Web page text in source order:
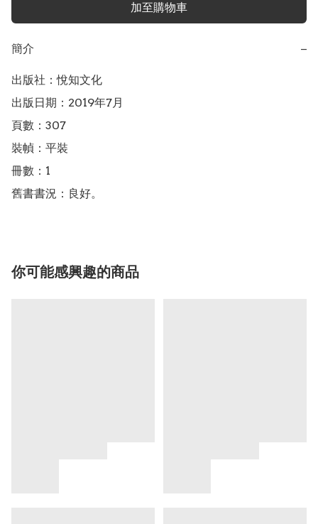
加至購物車
簡介 −
出版社：悅知文化
出版日期：2019年7月
頁數：307
裝幀：平裝
冊數：1
舊書書況：良好。
你可能感興趣的商品